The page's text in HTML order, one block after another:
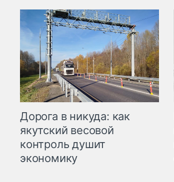
Дорога в никуда: как
якутский весовой
контроль душит
экономику